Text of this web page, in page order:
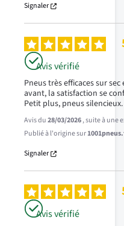
Signaler
Avis vérifié
Pneus très efficaces sur
avant, la satisfaction se
Petit plus, pneus silencieux.
Avis du28/03/2026, suite à une
Publié à l'origine sur
Signaler
Avis vérifié